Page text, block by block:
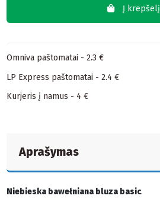
Į krepšelį
Omniva paštomatai - 2.3 €
LP Express paštomatai - 2.4 €
Kurjeris į namus - 4 €
Aprašymas
Niebieska bawełniana bluza basic.